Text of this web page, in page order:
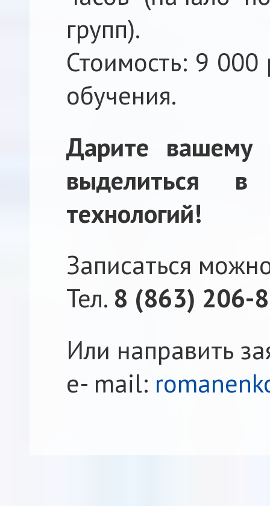
групп).
Стоимость: 9
обучения.
Дарите вашему
выделиться в
технологий!
Записаться
Тел. 8 (863) 206-
Или направить
е- mail: